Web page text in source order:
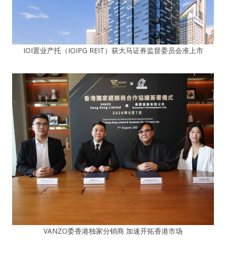
IOI置业产托（IOIPG REIT）获大马证券监督委员会准上市
VANZO委香港独家分销商 加速开拓香港市场